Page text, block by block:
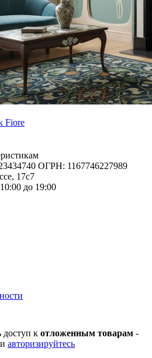
Fiore
ОГРН: 1167746227989
17с7
до 19:00
доступ к отложенным товарам -
авторизируйтесь